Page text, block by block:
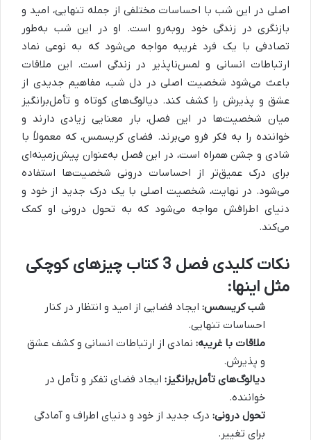
اصلی در این شب با احساسات مختلفی از جمله تنهایی، امید و
بازنگری در زندگی خود روبه‌رو است. او در این شب به‌طور
تصادفی با یک فرد غریبه مواجه می‌شود که به نوعی نماد
ارتباطات انسانی و لمس‌ناپذیر در زندگی است. این ملاقات
باعث می‌شود شخصیت اصلی در دل شب، مفاهیم جدیدی از
عشق و پذیرش را کشف کند. دیالوگ‌های کوتاه و تأمل‌برانگیز
میان شخصیت‌ها در این فصل، بار معنایی زیادی دارند و
خواننده را به فکر فرو می‌برند. فضای کریسمس، که معمولاً با
شادی و جشن همراه است، در این فصل به‌عنوان پیش‌زمینه‌ای
برای درک عمیق‌تر از احساسات درونی شخصیت‌ها استفاده
می‌شود. در نهایت، شخصیت اصلی با یک درک جدید از خود و
دنیای اطرافش مواجه می‌شود که به تحول درونی او کمک
می‌کند.
نکات کلیدی فصل 3 کتاب چیزهای کوچکی
مثل اینها:
شب کریسمس: ایجاد فضایی از امید و انتظار در کنار
احساسات تنهایی.
ملاقات با غریبه: نمادی از ارتباطات انسانی و کشف عشق
و پذیرش.
دیالوگ‌های تأمل‌برانگیز: ایجاد فضای تفکر و تأمل در
خواننده.
تحول درونی: درک جدید از خود و دنیای اطراف و آمادگی
برای تغییر.